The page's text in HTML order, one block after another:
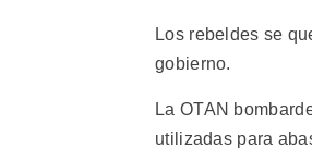
Los rebeldes se
gobierno.
La OTAN
utilizadas para